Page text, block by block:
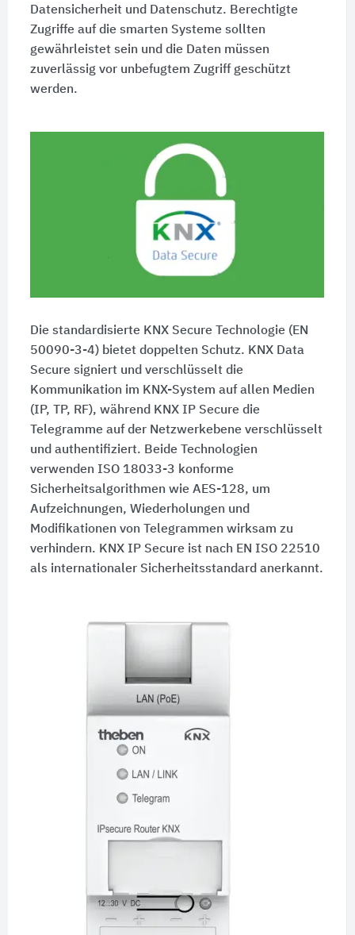
Datensicherheit und Datenschutz. Berechtigte
Zugriffe auf die smarten Systeme sollten
gewährleistet sein und die Daten müssen
zuverlässig vor unbefugtem Zugriff geschützt
werden.
Die standardisierte KNX Secure Technologie (EN
50090-3-4) bietet doppelten Schutz. KNX Data
Secure signiert und verschlüsselt die
Kommunikation im KNX-System auf allen Medien
(IP, TP, RF), während KNX IP Secure die
Telegramme auf der Netzwerkebene verschlüsselt
und authentifiziert. Beide Technologien
verwenden ISO 18033-3 konforme
Sicherheitsalgorithmen wie AES-128, um
Aufzeichnungen, Wiederholungen und
Modifikationen von Telegrammen wirksam zu
verhindern. KNX IP Secure ist nach EN ISO 22510
als internationaler Sicherheitsstandard anerkannt.